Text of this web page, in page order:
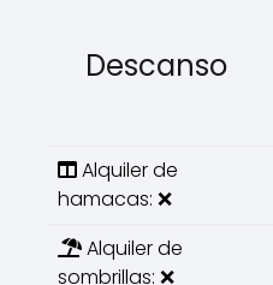
Descanso
Alquiler de
hamacas: ❌
Alquiler de
sombrillas: ❌